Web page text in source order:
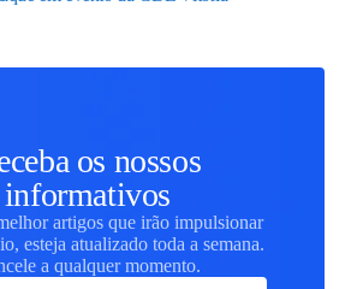
os nossos
informativos
artigos que irão impulsionar
esteja atualizado toda a semana.
a qualquer momento.